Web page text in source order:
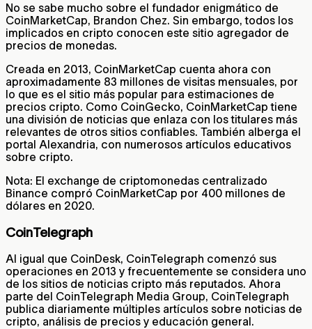
No se sabe mucho sobre el fundador enigmático de
CoinMarketCap, Brandon Chez. Sin embargo, todos los
implicados en cripto conocen este sitio agregador de
precios de monedas.
Creada en 2013, CoinMarketCap cuenta ahora con
aproximadamente 83 millones de visitas mensuales, por
lo que es el sitio más popular para estimaciones de
precios cripto. Como CoinGecko, CoinMarketCap tiene
una división de noticias que enlaza con los titulares más
relevantes de otros sitios confiables. También alberga el
portal Alexandria, con numerosos artículos educativos
sobre cripto.
Nota: El exchange de criptomonedas centralizado
Binance compró CoinMarketCap por 400 millones de
dólares en 2020.
CoinTelegraph
Al igual que CoinDesk, CoinTelegraph comenzó sus
operaciones en 2013 y frecuentemente se considera uno
de los sitios de noticias cripto más reputados. Ahora
parte del CoinTelegraph Media Group, CoinTelegraph
publica diariamente múltiples artículos sobre noticias de
cripto, análisis de precios y educación general.